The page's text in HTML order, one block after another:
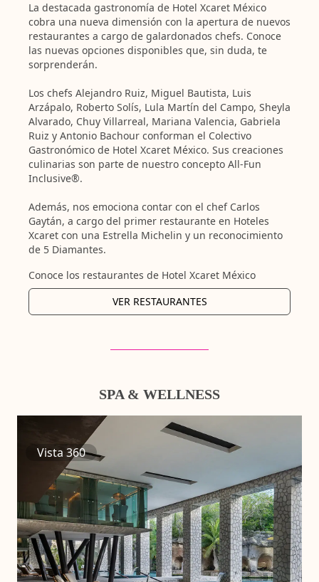
La destacada gastronomía de Hotel Xcaret México
cobra una nueva dimensión con la apertura de nuevos
restaurantes a cargo de galardonados chefs. Conoce
las nuevas opciones disponibles que, sin duda, te
sorprenderán.
Los chefs Alejandro Ruiz, Miguel Bautista, Luis
Arzápalo, Roberto Solís, Lula Martín del Campo, Sheyla
Alvarado, Chuy Villarreal, Mariana Valencia, Gabriela
Ruiz y Antonio Bachour conforman el Colectivo
Gastronómico de Hotel Xcaret México. Sus creaciones
culinarias son parte de nuestro concepto All-Fun
Inclusive®.
Además, nos emociona contar con el chef Carlos
Gaytán, a cargo del primer restaurante en Hoteles
Xcaret con una Estrella Michelin y un reconocimiento
de 5 Diamantes.
Conoce los restaurantes de Hotel Xcaret México
VER RESTAURANTES
SPA & WELLNESS
Vista 360